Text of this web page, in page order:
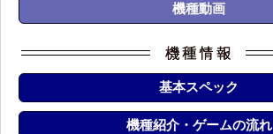
機種動画
基本スペック
機種紹介・ゲームの流れ